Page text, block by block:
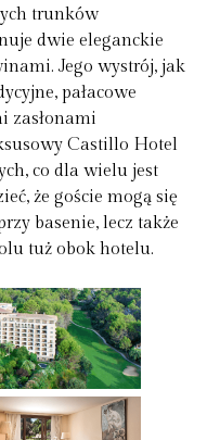
trunków
dwie eleganckie
Jego wystrój, jak
pałacowe
zasłonami
Castillo Hotel
co dla wielu jest
że goście mogą się
basenie, lecz także
tuż obok hotelu.